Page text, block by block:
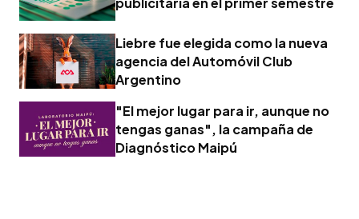
Liebre fue elegida como la nueva
agencia del Automóvil Club
Argentino
"El mejor lugar para ir, aunque no
tengas ganas", la campaña de
Diagnóstico Maipú